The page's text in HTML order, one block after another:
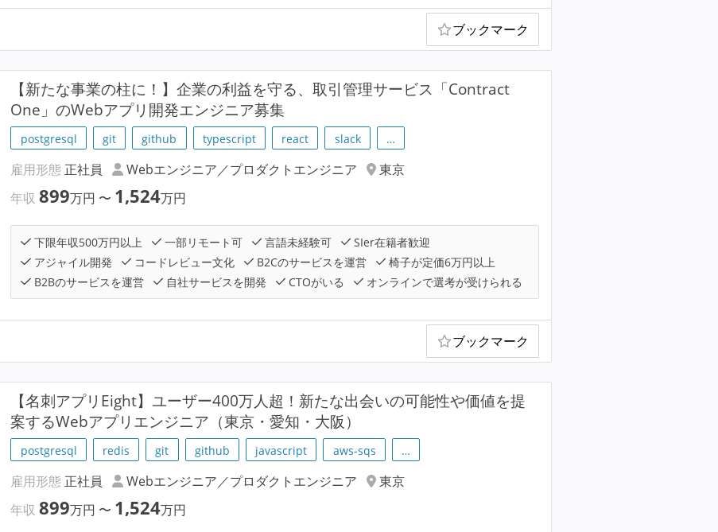
ブックマーク
【新たな事業の柱に！】企業の利益を守る、取引管理サービス「Contract
One」のWebアプリ開発エンジニア募集
postgresql git github typescript react slack …
雇用形態 正社員 Webエンジニア／プロダクトエンジニア
東京
年収899万円 〜 1,524万円
下限年収500万円以上 一部リモート可 言語未経験可
SIer在籍者歓迎
アジャイル開発
コードレビュー文化 B2Cのサービスを運営
椅子が定価6万円以上
B2Bのサービスを運営
自社サービスを開発 CTOがいる オンラインで選考が受けられる
ブックマーク
【名刺アプリEight】ユーザー400万人超！新たな出会いの可能性や価値を提
案するWebアプリエンジニア（東京・愛知・大阪）
postgresql redis git github javascript aws-sqs …
雇用形態 正社員 Webエンジニア／プロダクトエンジニア
東京
年収899万円 〜 1,524万円